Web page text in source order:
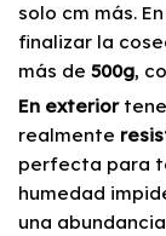
solo cm más.
finalizar la
más de 500g,
En exterior
realmente
perfecta para
humedad
una